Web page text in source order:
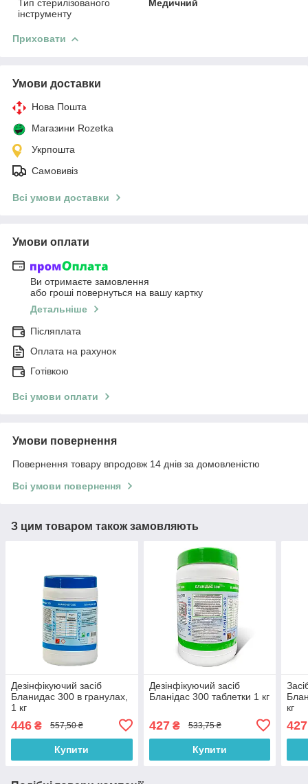
Тип стерилізованого
інструменту
Медичний
Приховати
Умови доставки
Нова Пошта
Магазини Rozetka
Укрпошта
Самовивіз
Всі умови доставки
Умови оплати
Ви отримаєте замовлення
або гроші повернуться на вашу картку
Детальніше
Післяплата
Оплата на рахунок
Готівкою
Всі умови оплати
Умови повернення
Повернення товару впродовж 14 днів за домовленістю
Всі умови повернення
З цим товаром також замовляють
Дезінфікуючий засіб
Бланидас 300 в гранулах,
1 кг
446 ₴ 557,50 ₴
Купити
Дезінфікуючий засіб
Бланідас 300 таблетки 1 кг
427₴ 533,75 ₴
Купити
кг